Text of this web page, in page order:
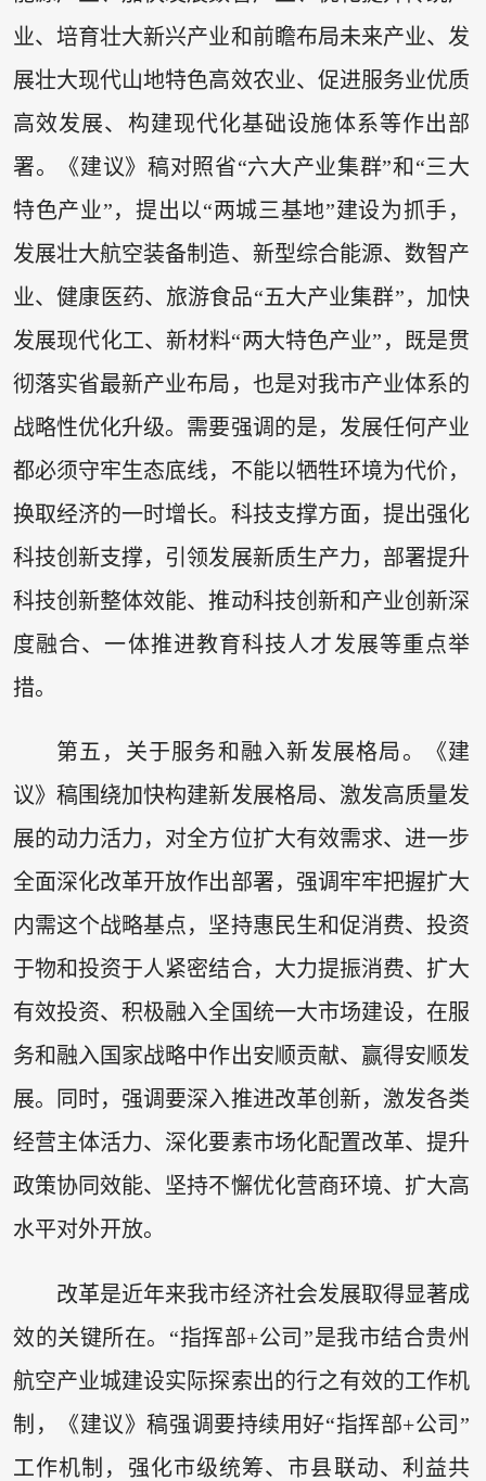
业、培育壮大新兴产业和前瞻布局未来产业、发
展壮大现代山地特色高效农业、促进服务业优质
高效发展、构建现代化基础设施体系等作出部
署。《建议》稿对照省“六大产业集群”和“三大
特色产业”，提出以“两城三基地”建设为抓手，
发展壮大航空装备制造、新型综合能源、数智产
业、健康医药、旅游食品“五大产业集群”，加快
发展现代化工、新材料“两大特色产业”，既是贯
彻落实省最新产业布局，也是对我市产业体系的
战略性优化升级。需要强调的是，发展任何产业
都必须守牢生态底线，不能以牺牲环境为代价，
换取经济的一时增长。科技支撑方面，提出强化
科技创新支撑，引领发展新质生产力，部署提升
科技创新整体效能、推动科技创新和产业创新深
度融合、一体推进教育科技人才发展等重点举
措。
第五，关于服务和融入新发展格局。《建
议》稿围绕加快构建新发展格局、激发高质量发
展的动力活力，对全方位扩大有效需求、进一步
全面深化改革开放作出部署，强调牢牢把握扩大
内需这个战略基点，坚持惠民生和促消费、投资
于物和投资于人紧密结合，大力提振消费、扩大
有效投资、积极融入全国统一大市场建设，在服
务和融入国家战略中作出安顺贡献、赢得安顺发
展。同时，强调要深入推进改革创新，激发各类
经营主体活力、深化要素市场化配置改革、提升
政策协同效能、坚持不懈优化营商环境、扩大高
水平对外开放。
改革是近年来我市经济社会发展取得显著成
效的关键所在。“指挥部+公司”是我市结合贵州
航空产业城建设实际探索出的行之有效的工作机
制，《建议》稿强调要持续用好“指挥部+公司”
工作机制，强化市级统筹、市县联动、利益共